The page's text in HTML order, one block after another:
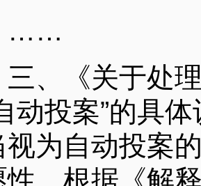
《关于处理
动投案”的具
视为自动投案
性。根据《解